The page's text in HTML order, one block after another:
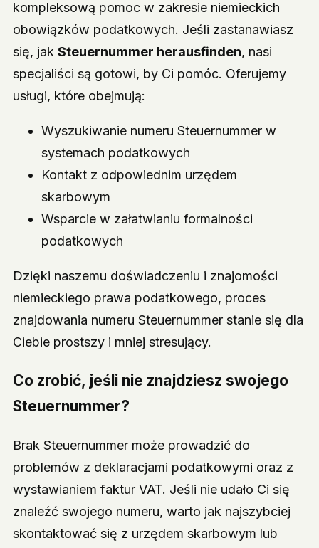
kompleksową pomoc w zakresie niemieckich
obowiązków podatkowych. Jeśli zastanawiasz
się, jak Steuernummer herausfinden, nasi
specjaliści są gotowi, by Ci pomóc. Oferujemy
usługi, które obejmują:
Wyszukiwanie numeru Steuernummer w
systemach podatkowych
Kontakt z odpowiednim urzędem
skarbowym
Wsparcie w załatwianiu formalności
podatkowych
Dzięki naszemu doświadczeniu i znajomości
niemieckiego prawa podatkowego, proces
znajdowania numeru Steuernummer stanie się dla
Ciebie prostszy i mniej stresujący.
Co zrobić, jeśli nie znajdziesz swojego
Steuernummer?
Brak Steuernummer może prowadzić do
problemów z deklaracjami podatkowymi oraz z
wystawianiem faktur VAT. Jeśli nie udało Ci się
znaleźć swojego numeru, warto jak najszybciej
skontaktować się z urzędem skarbowym lub